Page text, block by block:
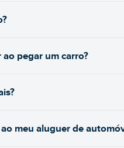
pegar um carro?
meu aluguer de